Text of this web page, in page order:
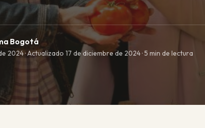
Bogotá
2024 · Actualizado 17 de diciembre de 2024 · 5 min de lectura